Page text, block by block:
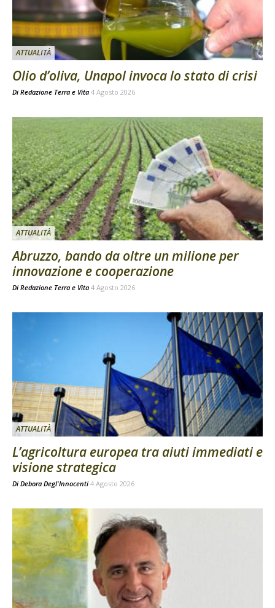
ATTUALITÀ
Olio d’oliva, Unapol invoca lo stato di crisi
Di Redazione Terra e Vita 4 Agosto 2026
ATTUALITÀ
Abruzzo, bando da oltre un milione per
innovazione e cooperazione
Di Redazione Terra e Vita 4 Agosto 2026
ATTUALITÀ
L’agricoltura europea tra aiuti immediati e
visione strategica
Di Debora Degl'Innocenti 4 Agosto 2026